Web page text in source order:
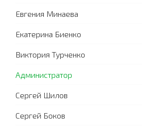
Евгения Минаева
Екатерина Биенко
Виктория Турченко
Администратор
Сергей Шилов
Сергей Боков